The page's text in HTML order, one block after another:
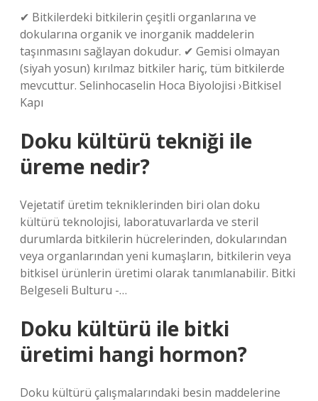
✔ Bitkilerdeki bitkilerin çeşitli organlarına ve
dokularına organik ve inorganik maddelerin
taşınmasını sağlayan dokudur. ✔ Gemisi olmayan
(siyah yosun) kırılmaz bitkiler hariç, tüm bitkilerde
mevcuttur. Selinhocaselin Hoca Biyolojisi ›Bitkisel
Kapı
Doku kültürü tekniği ile
üreme nedir?
Vejetatif üretim tekniklerinden biri olan doku
kültürü teknolojisi, laboratuvarlarda ve steril
durumlarda bitkilerin hücrelerinden, dokularından
veya organlarından yeni kumaşların, bitkilerin veya
bitkisel ürünlerin üretimi olarak tanımlanabilir. Bitki
Belgeseli Bulturu -…
Doku kültürü ile bitki
üretimi hangi hormon?
Doku kültürü çalışmalarındaki besin maddelerine